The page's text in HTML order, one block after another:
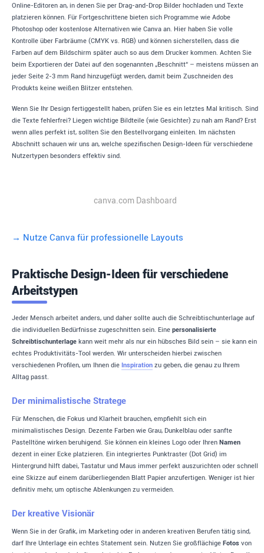
Online-Editoren an, in denen Sie per Drag-and-Drop Bilder hochladen und Texte
platzieren können. Für Fortgeschrittene bieten sich Programme wie Adobe
Photoshop oder kostenlose Alternativen wie Canva an. Hier haben Sie volle
Kontrolle über Farbräume (CMYK vs. RGB) und können sicherstellen, dass die
Farben auf dem Bildschirm später auch so aus dem Drucker kommen. Achten Sie
beim Exportieren der Datei auf den sogenannten „Beschnitt“ – meistens müssen an
jeder Seite 2-3 mm Rand hinzugefügt werden, damit beim Zuschneiden des
Produkts keine weißen Blitzer entstehen.
Wenn Sie Ihr Design fertiggestellt haben, prüfen Sie es ein letztes Mal kritisch. Sind
die Texte fehlerfrei? Liegen wichtige Bildteile (wie Gesichter) zu nah am Rand? Erst
wenn alles perfekt ist, sollten Sie den Bestellvorgang einleiten. Im nächsten
Abschnitt schauen wir uns an, welche spezifischen Design-Ideen für verschiedene
Nutzertypen besonders effektiv sind.
canva.com Dashboard
→ Nutze Canva für professionelle Layouts
Praktische Design-Ideen für verschiedene
Arbeitstypen
Jeder Mensch arbeitet anders, und daher sollte auch die Schreibtischunterlage auf
die individuellen Bedürfnisse zugeschnitten sein. Eine personalisierte
Schreibtischunterlage kann weit mehr als nur ein hübsches Bild sein – sie kann ein
echtes Produktivitäts-Tool werden. Wir unterscheiden hierbei zwischen
verschiedenen Profilen, um Ihnen die Inspiration zu geben, die genau zu Ihrem
Alltag passt.
Der minimalistische Stratege
Für Menschen, die Fokus und Klarheit brauchen, empfiehlt sich ein
minimalistisches Design. Dezente Farben wie Grau, Dunkelblau oder sanfte
Pastelltöne wirken beruhigend. Sie können ein kleines Logo oder Ihren Namen
dezent in einer Ecke platzieren. Ein integriertes Punktraster (Dot Grid) im
Hintergrund hilft dabei, Tastatur und Maus immer perfekt auszurichten oder schnell
eine Skizze auf einem darüberliegenden Blatt Papier anzufertigen. Weniger ist hier
definitiv mehr, um optische Ablenkungen zu vermeiden.
Der kreative Visionär
Wenn Sie in der Grafik, im Marketing oder in anderen kreativen Berufen tätig sind,
darf Ihre Unterlage ein echtes Statement sein. Nutzen Sie großflächige Fotos von